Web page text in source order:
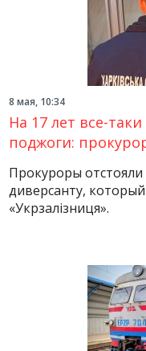
8 мая, 10:34
На 17 лет все-
поджоги:
Прокуроры
диверсанту,
«Укрзалізниця».